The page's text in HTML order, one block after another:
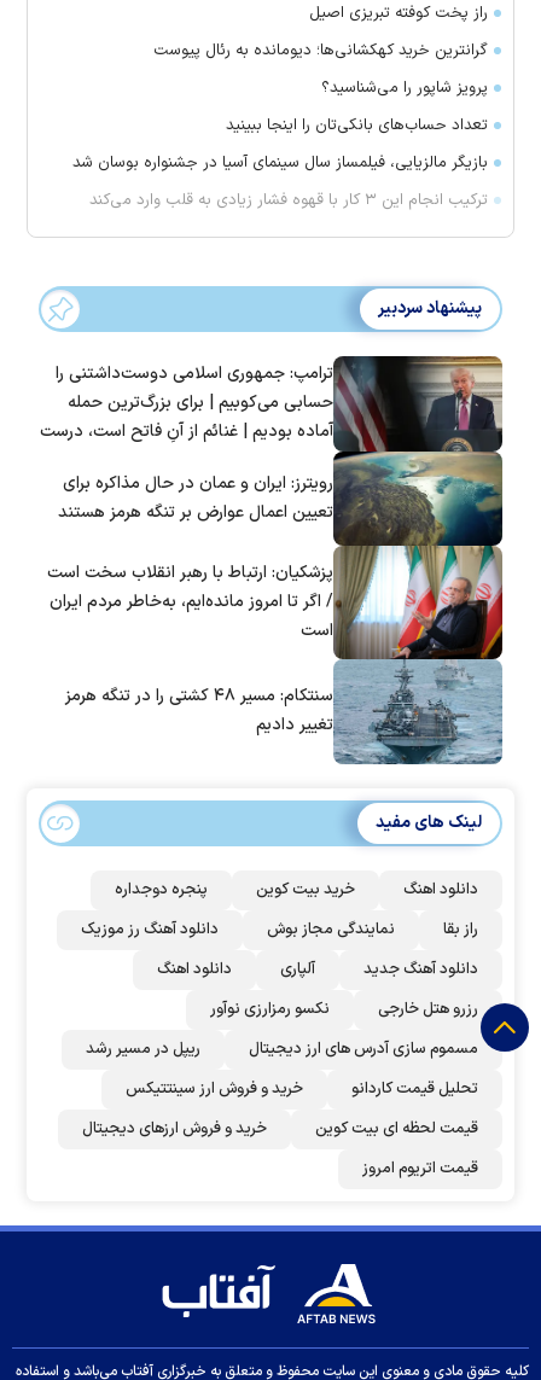
راز پخت کوفته تبریزی اصیل
گرانترین خرید کهکشانی‌ها؛ دیومانده به رئال پیوست
پرویز شاپور را می‌شناسید؟
تعداد حساب‌های بانکی‌تان را اینجا ببینید
بازیگر مالزیایی، فیلمساز سال سینمای آسیا در جشنواره بوسان شد
ترکیب انجام این ۳ کار با قهوه فشار زیادی به قلب وارد می‌کند
پیشنهاد سردبیر
ترامپ: جمهوری اسلامی دوست‌داشتنی را
حسابی می‌کوبیم | برای بزرگ‌ترین حمله
آماده بودیم | غنائم از آنِ فاتح است، درست
رویترز: ایران و عمان در حال مذاکره برای
تعیین اعمال عوارض بر تنگه هرمز هستند
پزشکیان: ارتباط با رهبر انقلاب سخت است
/ اگر تا امروز مانده‌ایم، به‌خاطر مردم ایران
است
سنتکام: مسیر ۴۸ کشتی را در تنگه هرمز
تغییر دادیم
لینک های مفید
دانلود اهنگ خرید بیت کوین
پنجره دوجداره
راز بقا
نمایندگی مجاز بوش
دانلود آهنگ رز‌ موزیک
دانلود آهنگ جدید
آلپاری
دانلود اهنگ
رزرو هتل خارجی
نکسو رمزارزی نوآور
مسموم سازی آدرس های ارز دیجیتال
ریپل در مسیر رشد
تحلیل قیمت کاردانو
خرید و فروش ارز سینتتیکس
قیمت لحظه ای بیت کوین
خرید و فروش ارزهای دیجیتال
قیمت اتریوم امروز
کلیه حقوق مادی و معنوی این سایت محفوظ و متعلق به خبرگزاری آفتاب می‌باشد و استفاده